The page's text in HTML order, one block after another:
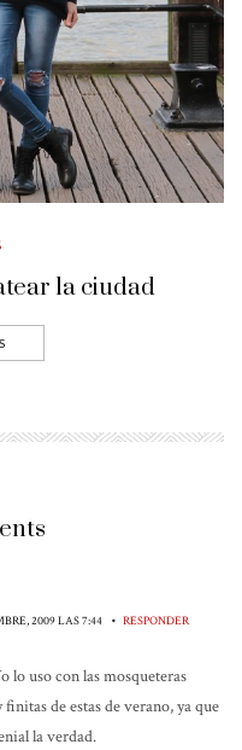
la ciudad
2009 LAS 7:44 • RESPONDER
lo uso con las mosqueteras
de estas de verano, ya que
la verdad.